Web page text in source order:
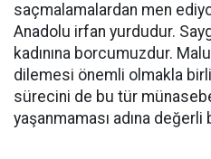
saçmalamalardan men
Anadolu irfan yurdudur.
kadınına borcumuzdur.
dilemesi önemli olmakla
sürecini de bu tür
yaşanmaması adına